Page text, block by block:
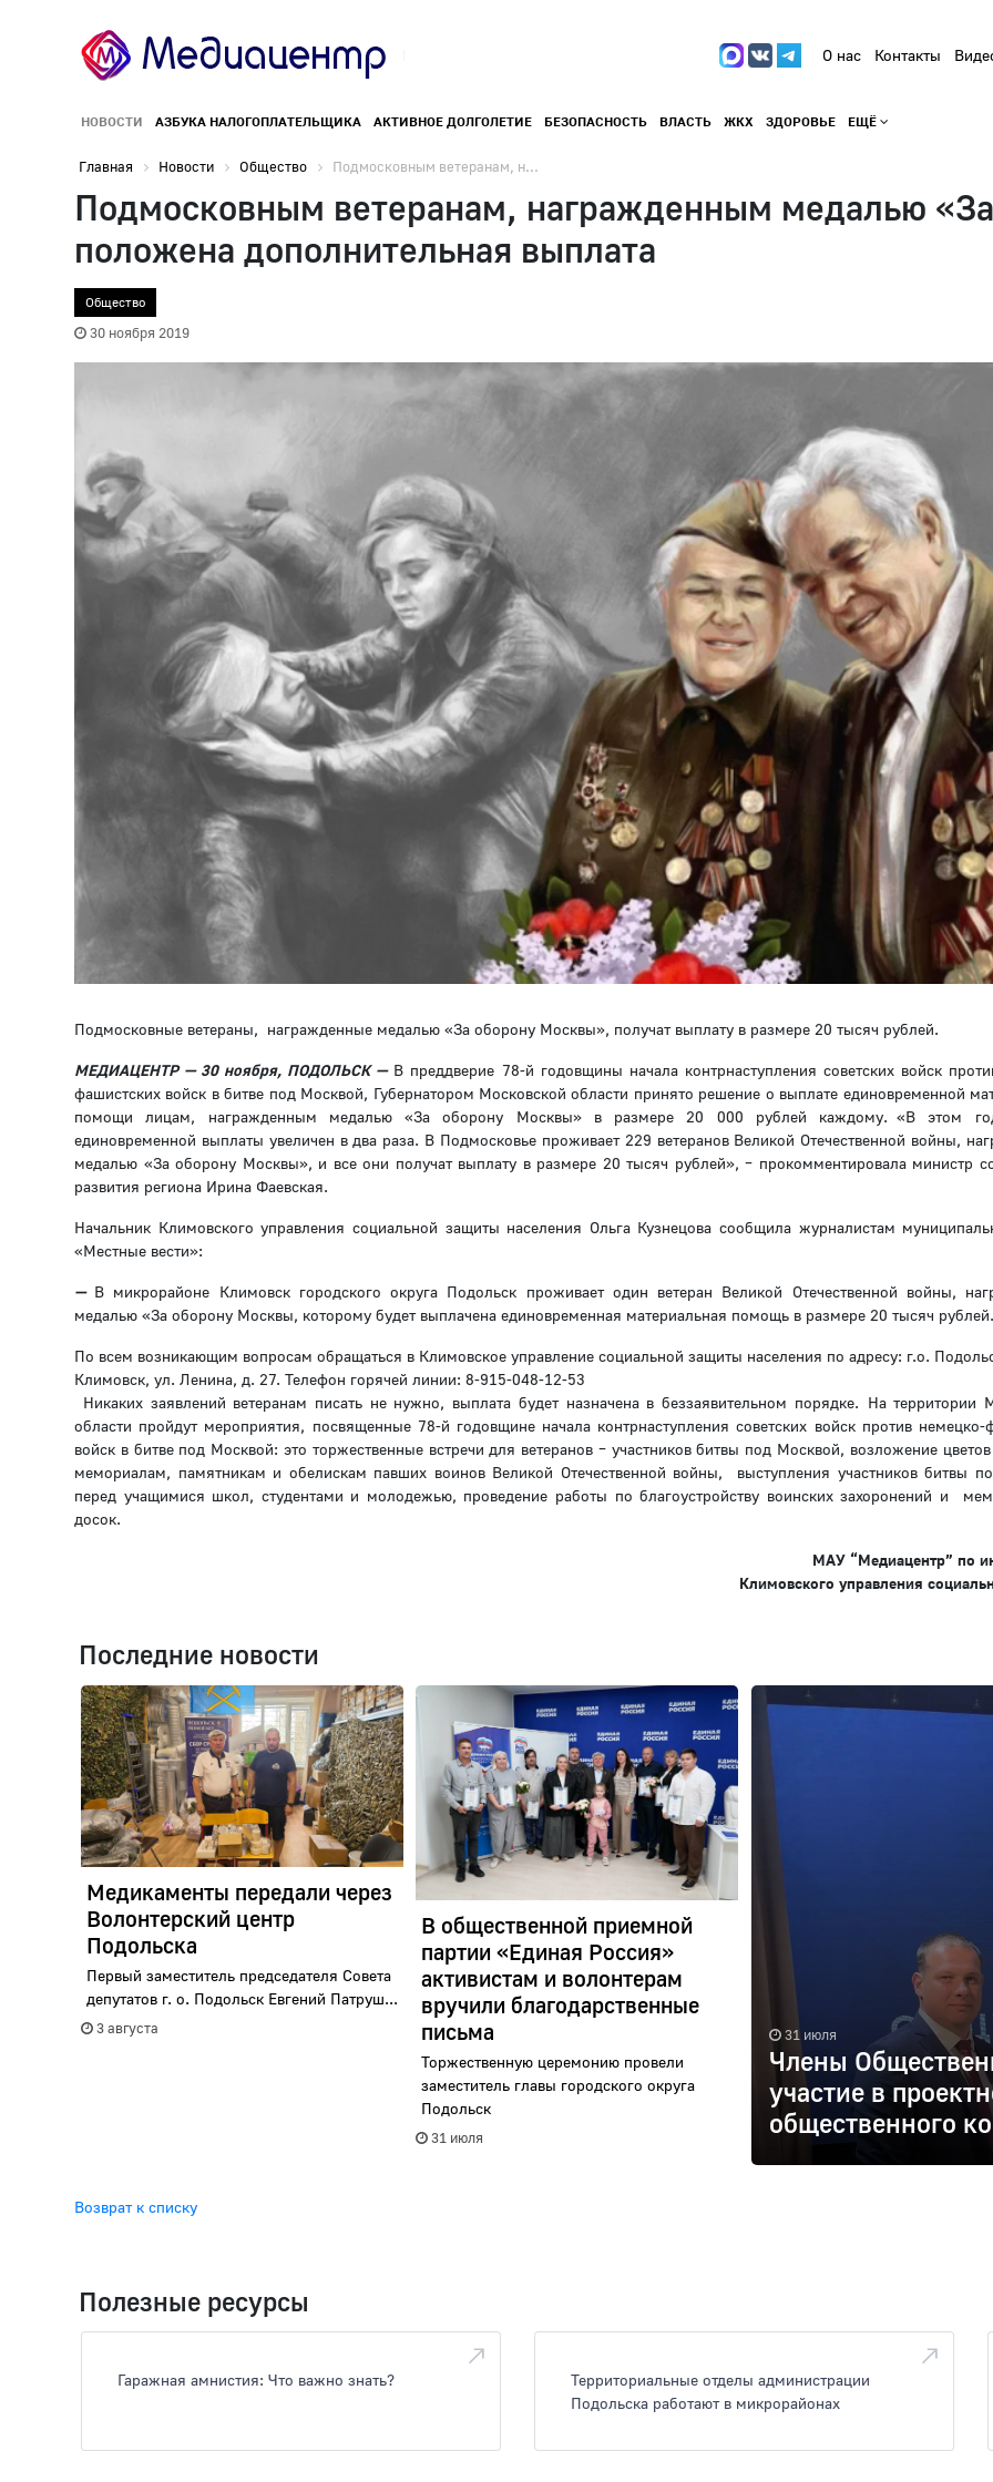
О нас Контакты
НОВОСТИ АЗБУКА НАЛОГОПЛАТЕЛЬЩИКА АКТИВНОЕ ДОЛГОЛЕТИЕ БЕЗОПАСНОСТЬ ВЛАСТЬ ЖКХ ЗДОРОВЬЕ ЕЩЁ
Главная Новости Общество Подмосковным ветеранам, н...
Подмосковным ветеранам, награжденным медалью
положена дополнительная выплата
Общество
30 ноября 2019
Подмосковные ветераны, награжденные медалью «За оборону Москвы», получат выплату в размере 20 тысяч рублей.
МЕДИАЦЕНТР — 30 ноября, ПОДОЛЬСК —В преддверие 78-й годовщины начала контрнаступления советских войск
фашистских войск в битве под Москвой, Губернатором Московской области принято решение о выплате единовременной
помощи лицам, награжденным медалью «За оборону Москвы» в размере 20 000 рублей каждому. «В этом
единовременной выплаты увеличен в два раза. В Подмосковье проживает 229 ветеранов Великой Отечественной войны,
медалью «За оборону Москвы», и все они получат выплату в размере 20 тысяч рублей», – прокомментировала министр
развития региона Ирина Фаевская.
Начальник Климовского управления социальной защиты населения Ольга Кузнецова сообщила журналистам
«Местные вести»:
—В микрорайоне Климовск городского округа Подольск проживает один ветеран Великой Отечественной войны,
медалью «За оборону Москвы, которому будет выплачена единовременная материальная помощь в размере 20 тысяч рублей.
По всем возникающим вопросам обращаться в Климовское управление социальной защиты населения по адресу: г.о.
Климовск, ул. Ленина, д. 27. Телефон горячей линии: 8-915-048-12-53
Никаких заявлений ветеранам писать не нужно, выплата будет назначена в беззаявительном порядке. На территории
области пройдут мероприятия, посвященные 78-й годовщине начала контрнаступления советских войск против немецко-
войск в битве под Москвой: это торжественные встречи для ветеранов – участников битвы под Москвой, возложение
мемориалам, памятникам и обелискам павших воинов Великой Отечественной войны, выступления участников битвы
перед учащимися школ, студентами и молодежью, проведение работы по благоустройству воинских захоронений и
досок.
МАУ “Медиацентр” по
Климовского управления
Последние новости
Медикаменты передали через
Волонтерский центр
Подольска
Первый заместитель председателя Совета
депутатов г. о. Подольск Евгений Патруш...
3 августа
В общественной приемной
партии «Единая Россия»
активистам и волонтерам
вручили благодарственные
письма
Торжественную церемонию провели
заместитель главы городского округа
Подольск
31 июля
31 июля
Члены
участие в
общественного
Возврат к списку
Полезные ресурсы
Гаражная амнистия: Что важно знать?
Территориальные отделы администрации
Подольска работают в микрорайонах